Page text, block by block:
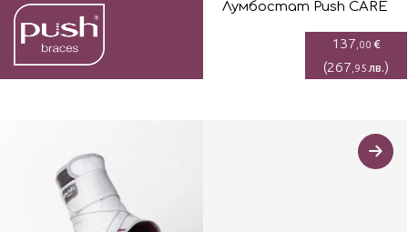
Лумбостaт Push CARE
137 ,00 €
(267 ,95 лв.)